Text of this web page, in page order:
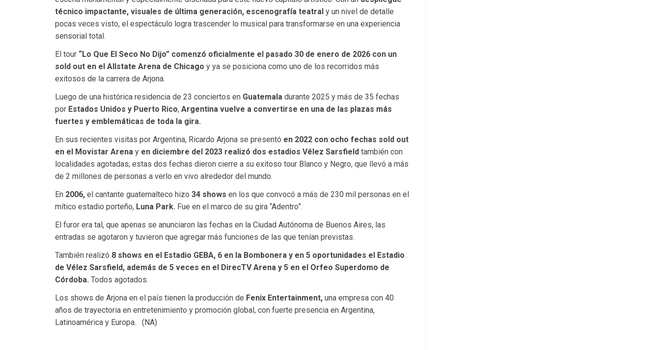
técnico impactante, visuales de última generación, escenografía teatral y un nivel de detalle
pocas veces visto, el espectáculo logra trascender lo musical para transformarse en una experiencia
sensorial total.
El tour “Lo Que El Seco No Dijo” comenzó oficialmente el pasado 30 de enero de 2026 con un
sold out en el Allstate Arena de Chicago y ya se posiciona como uno de los recorridos más
exitosos de la carrera de Arjona.
Luego de una histórica residencia de 23 conciertos en Guatemala durante 2025 y más de 35 fechas
por Estados Unidos y Puerto Rico, Argentina vuelve a convertirse en una de las plazas más
fuertes y emblemáticas de toda la gira.
En sus recientes visitas por Argentina, Ricardo Arjona se presentó en 2022 con ocho fechas sold out
en el Movistar Arena y en diciembre del 2023 realizó dos estadios Vélez Sarsfield también con
localidades agotadas; estas dos fechas dieron cierre a su exitoso tour Blanco y Negro, que llevó a más
de 2 millones de personas a verlo en vivo alrededor del mundo.
En 2006, el cantante guatemalteco hizo 34 shows en los que convocó a más de 230 mil personas en el
mítico estadio porteño, Luna Park. Fue en el marco de su gira “Adentro”.
El furor era tal, que apenas se anunciaron las fechas en la Ciudad Autónoma de Buenos Aires, las
entradas se agotaron y tuvieron que agregar más funciones de las que tenían previstas.
También realizó 8 shows en el Estadio GEBA, 6 en la Bombonera y en 5 oportunidades el Estadio
de Vélez Sarsfield, además de 5 veces en el DirecTV Arena y 5 en el Orfeo Superdomo de
Córdoba. Todos agotados.
Los shows de Arjona en el país tienen la producción de Fenix Entertainment, una empresa con 40
años de trayectoria en entretenimiento y promoción global, con fuerte presencia en Argentina,
Latinoamérica y Europa. (NA)